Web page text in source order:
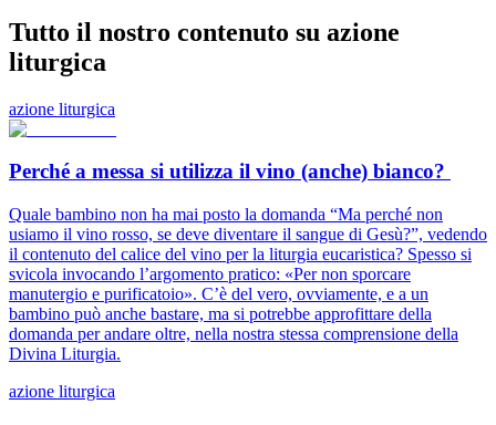
Tutto il nostro contenuto su azione
liturgica
azione liturgica
Perché a messa si utilizza il vino (anche) bianco?
Quale bambino non ha mai posto la domanda “Ma perché non
usiamo il vino rosso, se deve diventare il sangue di Gesù?”, vedendo
il contenuto del calice del vino per la liturgia eucaristica? Spesso si
svicola invocando l’argomento pratico: «Per non sporcare
manutergio e purificatoio». C’è del vero, ovviamente, e a un
bambino può anche bastare, ma si potrebbe approfittare della
domanda per andare oltre, nella nostra stessa comprensione della
Divina Liturgia.
azione liturgica